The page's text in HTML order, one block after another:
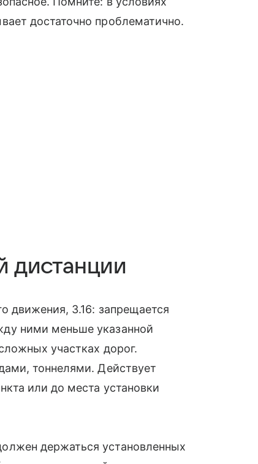
достаточно проблематично.
дистанции
движения, 3.16: запрещается
ними меньше указанной
участках дорог.
тоннелями. Действует
или до места установки
держаться установленных